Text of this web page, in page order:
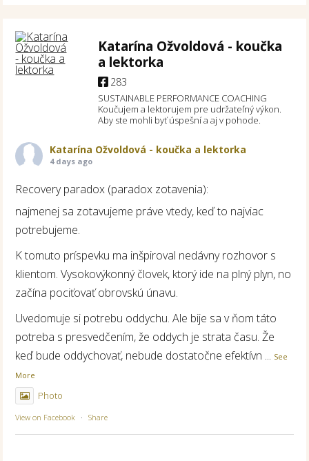
Katarína Ožvoldová - koučka
a lektorka
283
SUSTAINABLE PERFORMANCE COACHING
Koučujem a lektorujem pre udržateľný výkon.
Aby ste mohli byť úspešní a aj v pohode.
Katarína Ožvoldová - koučka a lektorka
4 days ago
Recovery paradox (paradox zotavenia):
najmenej sa zotavujeme práve vtedy, keď to najviac
potrebujeme.
K tomuto príspevku ma inšpiroval nedávny rozhovor s
klientom. Vysokovýkonný človek, ktorý ide na plný plyn, no
začína pociťovať obrovskú únavu.
Uvedomuje si potrebu oddychu. Ale bije sa v ňom táto
potreba s presvedčením, že oddych je strata času. Že
keď bude oddychovať, nebude dostatočne efektívn ... See
More
Photo
View on Facebook · Share